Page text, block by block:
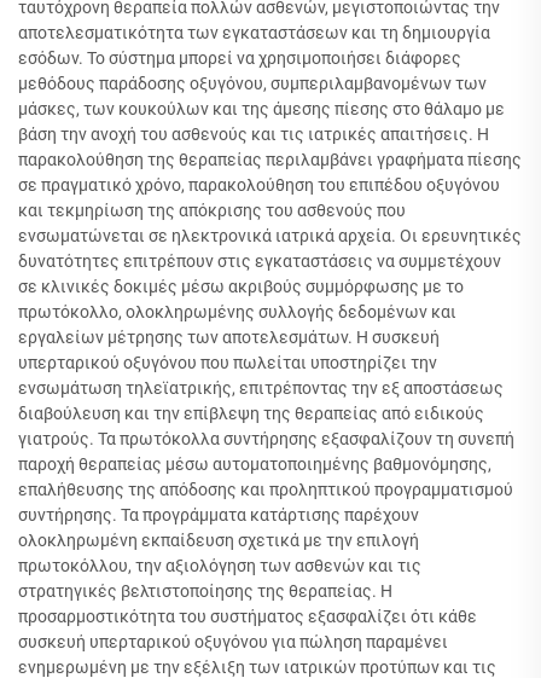
ταυτόχρονη θεραπεία πολλών ασθενών, μεγιστοποιώντας την
αποτελεσματικότητα των εγκαταστάσεων και τη δημιουργία
εσόδων. Το σύστημα μπορεί να χρησιμοποιήσει διάφορες
μεθόδους παράδοσης οξυγόνου, συμπεριλαμβανομένων των
μάσκες, των κουκούλων και της άμεσης πίεσης στο θάλαμο με
βάση την ανοχή του ασθενούς και τις ιατρικές απαιτήσεις. Η
παρακολούθηση της θεραπείας περιλαμβάνει γραφήματα πίεσης
σε πραγματικό χρόνο, παρακολούθηση του επιπέδου οξυγόνου
και τεκμηρίωση της απόκρισης του ασθενούς που
ενσωματώνεται σε ηλεκτρονικά ιατρικά αρχεία. Οι ερευνητικές
δυνατότητες επιτρέπουν στις εγκαταστάσεις να συμμετέχουν
σε κλινικές δοκιμές μέσω ακριβούς συμμόρφωσης με το
πρωτόκολλο, ολοκληρωμένης συλλογής δεδομένων και
εργαλείων μέτρησης των αποτελεσμάτων. Η συσκευή
υπερταρικού οξυγόνου που πωλείται υποστηρίζει την
ενσωμάτωση τηλεϊατρικής, επιτρέποντας την εξ αποστάσεως
διαβούλευση και την επίβλεψη της θεραπείας από ειδικούς
γιατρούς. Τα πρωτόκολλα συντήρησης εξασφαλίζουν τη συνεπή
παροχή θεραπείας μέσω αυτοματοποιημένης βαθμονόμησης,
επαλήθευσης της απόδοσης και προληπτικού προγραμματισμού
συντήρησης. Τα προγράμματα κατάρτισης παρέχουν
ολοκληρωμένη εκπαίδευση σχετικά με την επιλογή
πρωτοκόλλου, την αξιολόγηση των ασθενών και τις
στρατηγικές βελτιστοποίησης της θεραπείας. Η
προσαρμοστικότητα του συστήματος εξασφαλίζει ότι κάθε
συσκευή υπερταρικού οξυγόνου για πώληση παραμένει
ενημερωμένη με την εξέλιξη των ιατρικών προτύπων και τις